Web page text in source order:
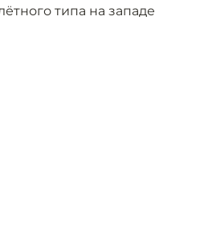
типа на западе